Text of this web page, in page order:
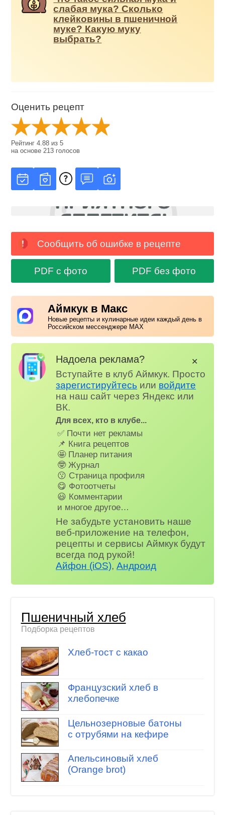
слабая мука? Сколько
клейковины в пшеничной
муке? Какую муку
выбрать?
Оценить рецепт
Рейтинг4.88 из5
на основе213 голосов
Сообщить об ошибке в рецепте
PDF с фото PDF без фото
Аймкук в Макс
Новые рецепты и кулинарные идеи каждый день в
Российском мессенджере MAX
Надоела реклама?
Вступайте в клуб Аймкук. Просто
зарегистируйтесь или войдите
на наш сайт через Яндекс или
ВК.
Для всех, кто в клубе...
✅ Почти нет рекламы
📌 Книга рецептов
🤩 Планер питания
🤓 Журнал
😗 Страница профиля
😋 Фотоотчеты
😃 Комментарии
и многое другое…
Не забудьте установить наше
веб-приложение на телефон,
рецепты и сервисы Аймкук будут
всегда под рукой!
Айфон (iOS),Андроид
✕
Пшеничный хлеб
Подборка рецептов
Хлеб-тост с какао
Французский хлеб в
хлебопечке
Цельнозерновые батоны
с отрубями на кефире
Апельсиновый хлеб
(Orange brot)